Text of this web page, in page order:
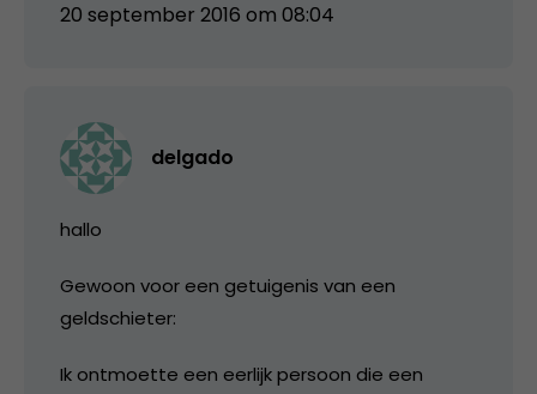
20 september 2016 om 08:04
delgado
hallo
Gewoon voor een getuigenis van een
geldschieter:
Ik ontmoette een eerlijk persoon die een